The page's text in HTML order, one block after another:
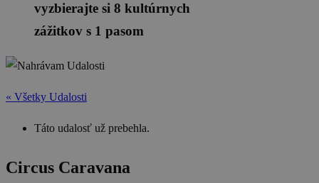
vyzbierajte si 8 kultúrnych
zážitkov s 1 pasom
« Všetky Udalosti
Táto udalosť už prebehla.
Circus Caravana